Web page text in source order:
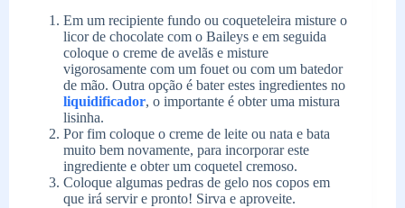
Em um recipiente fundo ou coqueteleira misture o
licor de chocolate com o Baileys e em seguida
coloque o creme de avelãs e misture
vigorosamente com um fouet ou com um batedor
de mão. Outra opção é bater estes ingredientes no
liquidificador, o importante é obter uma mistura
lisinha.
Por fim coloque o creme de leite ou nata e bata
muito bem novamente, para incorporar este
ingrediente e obter um coquetel cremoso.
Coloque algumas pedras de gelo nos copos em
que irá servir e pronto! Sirva e aproveite.